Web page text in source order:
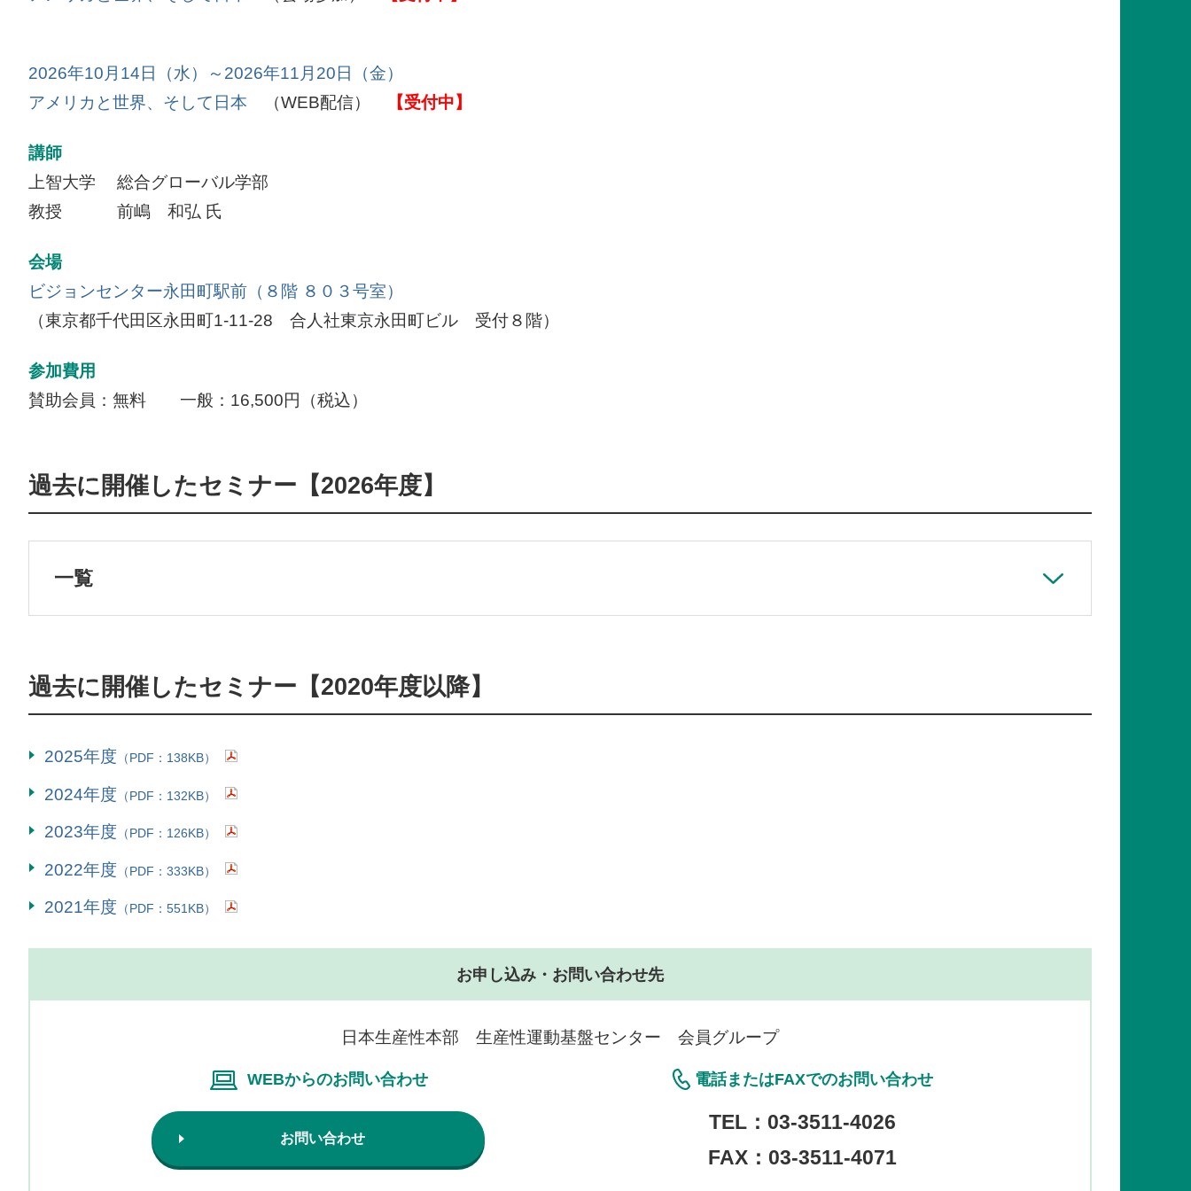
2026年10月14日（水）～2026年11月20日（金）
アメリカと世界、そして日本 （WEB配信） 【受付中】
講師
上智大学 総合グローバル学部
教授 前嶋 和弘 氏
会場
ビジョンセンター永田町駅前（８階 ８０３号室）
（東京都千代田区永田町1-11-28 合人社東京永田町ビル 受付８階）
参加費用
賛助会員：無料 一般：16,500円（税込）
過去に開催したセミナー【2026年度】
一覧
過去に開催したセミナー【2020年度以降】
2025年度 （PDF：138KB）
2024年度 （PDF：132KB）
2023年度 （PDF：126KB）
2022年度 （PDF：333KB）
2021年度 （PDF：551KB）
お申し込み・お問い合わせ先
日本生産性本部 生産性運動基盤センター 会員グループ
WEBからのお問い合わせ
お問い合わせ
電話またはFAXでのお問い合わせ
TEL： 03-3511-4026
FAX：03-3511-4071